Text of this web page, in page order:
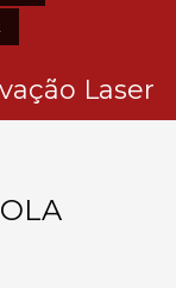
Laser